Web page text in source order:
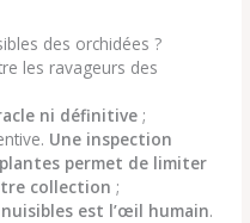
des orchidées ?
les ravageurs des
ni définitive ;
Une inspection
permet de limiter
collection ;
est l’œil humain.